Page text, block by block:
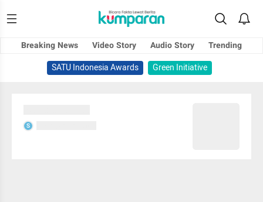
Breaking News Video Story Audio Story
Trending
SATU Indonesia Awards
Green Initiative
S